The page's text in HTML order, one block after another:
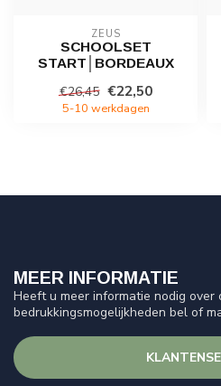
ZEUS
SCHOOLSET
START│BORDEAUX
€26,45 €22,50
5-10 werkdagen
MEER INFORMATIE
Heeft u meer informatie nodig over
bedrukkingsmogelijkheden bel of